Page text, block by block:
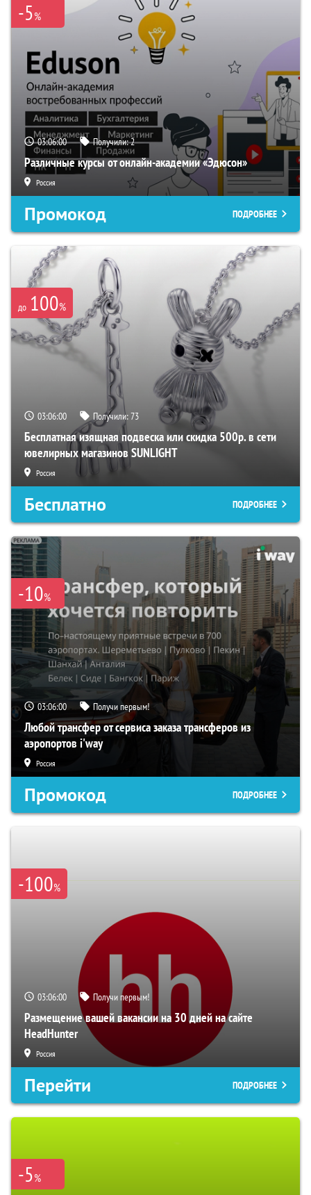
-5%
03:05:59 Получили:2
Различные курсы от онлайн-академии «Эдюсон»
Россия
Промокод ПОДРОБНЕЕ
до 100%
03:05:59 Получили:73
Бесплатная изящная подвеска или скидка 500р. в сети
ювелирных магазинов SUNLIGHT
Россия
Бесплатно ПОДРОБНЕЕ
-10%
03:05:59 Получи первым!
Любой трансфер от сервиса заказа трансферов из
аэропортов i'way
Россия
Промокод ПОДРОБНЕЕ
-100%
03:05:59 Получи первым!
Размещение вашей вакансии на 30 дней на сайте
HeadHunter
Россия
Перейти ПОДРОБНЕЕ
-5%